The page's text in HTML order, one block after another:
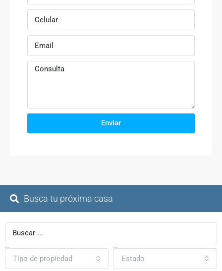
Enviar
Busca tu próxima casa
Tipo de propiedad Estado